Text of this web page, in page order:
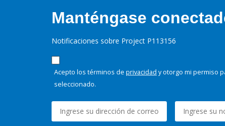
Manténgase
Notificaciones sobre Project P113156
Acepto los términos de privacidad y otorgo mi permiso
seleccionado.